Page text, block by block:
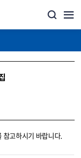
참고하시기 바랍니다.